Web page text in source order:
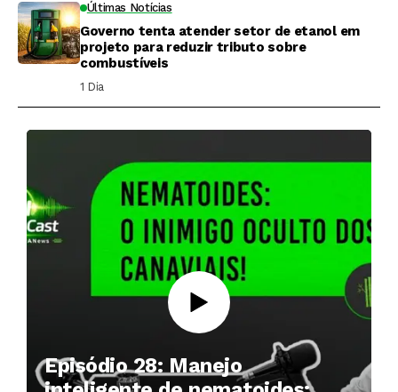
Últimas Notícias
Governo tenta atender setor de etanol em
projeto para reduzir tributo sobre
combustíveis
1 Dia ⁮
Episódio 28: Manejo